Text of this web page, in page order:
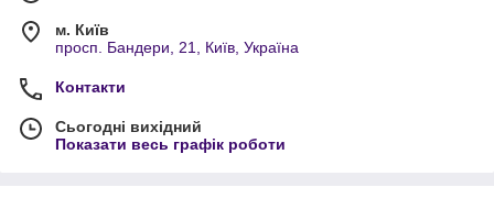
м. Київ
просп. Бандери, 21, Київ, Україна
Контакти
Сьогодні вихідний
Показати весь графік роботи